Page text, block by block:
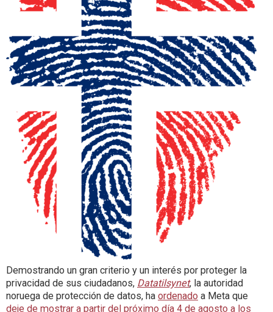
Demostrando un gran criterio y un interés por proteger la
privacidad de sus ciudadanos, Datatilsynet, la autoridad
noruega de protección de datos, ha ordenado a Meta que
deje de mostrar a partir del próximo día 4 de agosto a los